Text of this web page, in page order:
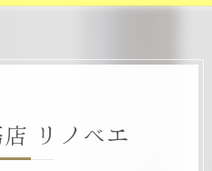
リノベエ